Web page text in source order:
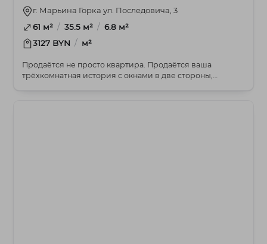
г. Марьина Горка ул. Последовича, 3
61 м² / 35.5 м² / 6.8 м²
3127 BYN / м²
Продаётся не просто квартира. Продаётся ваша
трёхкомнатная история с окнами в две стороны,